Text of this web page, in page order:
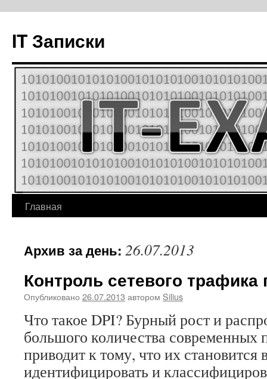
IT Записки
Перейти
содержимому
Главная
Архив за день: 26.07.2013
Контроль сетевого
Опубликовано 26.07.2013 автором Silius
Что такое DPI? Бурный рост и
большого количества современных
приводит к тому, что их становится
идентифицировать и